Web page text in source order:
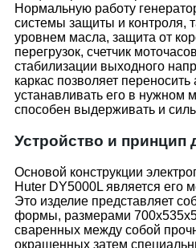
Нормальную работу
системы защиты и контроля,
уровнем масла, защита от
перегрузок, счетчик
стабилизации выходного
каркас позволяет переносить
устанавливать его в нужном
способен выдерживать и
Устройство и принцип
Основой конструкции
Huter DY5000L является его
Это изделие представляет
формы, размерами
сваренных между собой
окрашенных затем